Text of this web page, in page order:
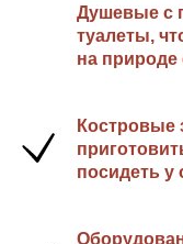
Душевые с
туалеты,
на
Костровые
посидеть у